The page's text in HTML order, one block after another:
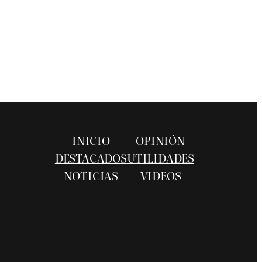
INICIO
DESTACADOS
NOTICIAS
OPINIÓN
UTILIDADES
VIDEOS